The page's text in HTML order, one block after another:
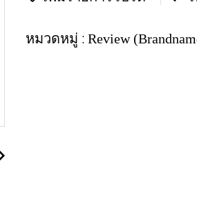
หมวดหมู่ : Review